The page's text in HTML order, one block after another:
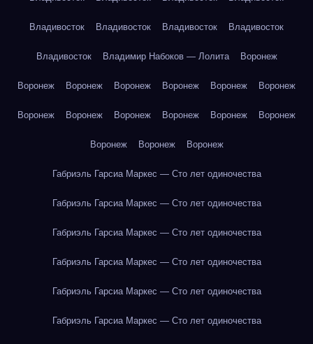
Владивосток Владивосток Владивосток Владивосток
Владивосток Владимир Набоков — Лолита Воронеж
Воронеж Воронеж Воронеж Воронеж Воронеж Воронеж
Воронеж Воронеж Воронеж Воронеж Воронеж Воронеж
Воронеж Воронеж Воронеж
Габриэль Гарсиа Маркес — Сто лет одиночества
Габриэль Гарсиа Маркес — Сто лет одиночества
Габриэль Гарсиа Маркес — Сто лет одиночества
Габриэль Гарсиа Маркес — Сто лет одиночества
Габриэль Гарсиа Маркес — Сто лет одиночества
Габриэль Гарсиа Маркес — Сто лет одиночества